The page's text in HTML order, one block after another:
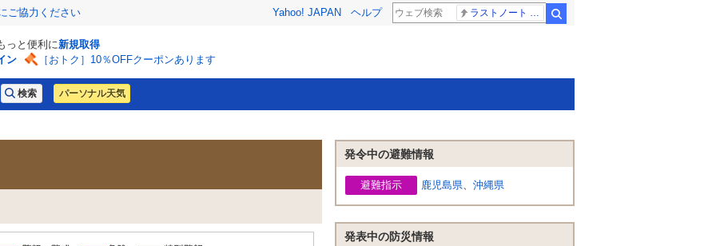
ご協力ください Yahoo! JAPAN ヘルプ
っと便利に新規取得
ン
［おトク］10％OFFクーポンあります
パーソナル天気
発令中の避難情報
避難指示 鹿児島県、 沖縄県
発表中の防災情報